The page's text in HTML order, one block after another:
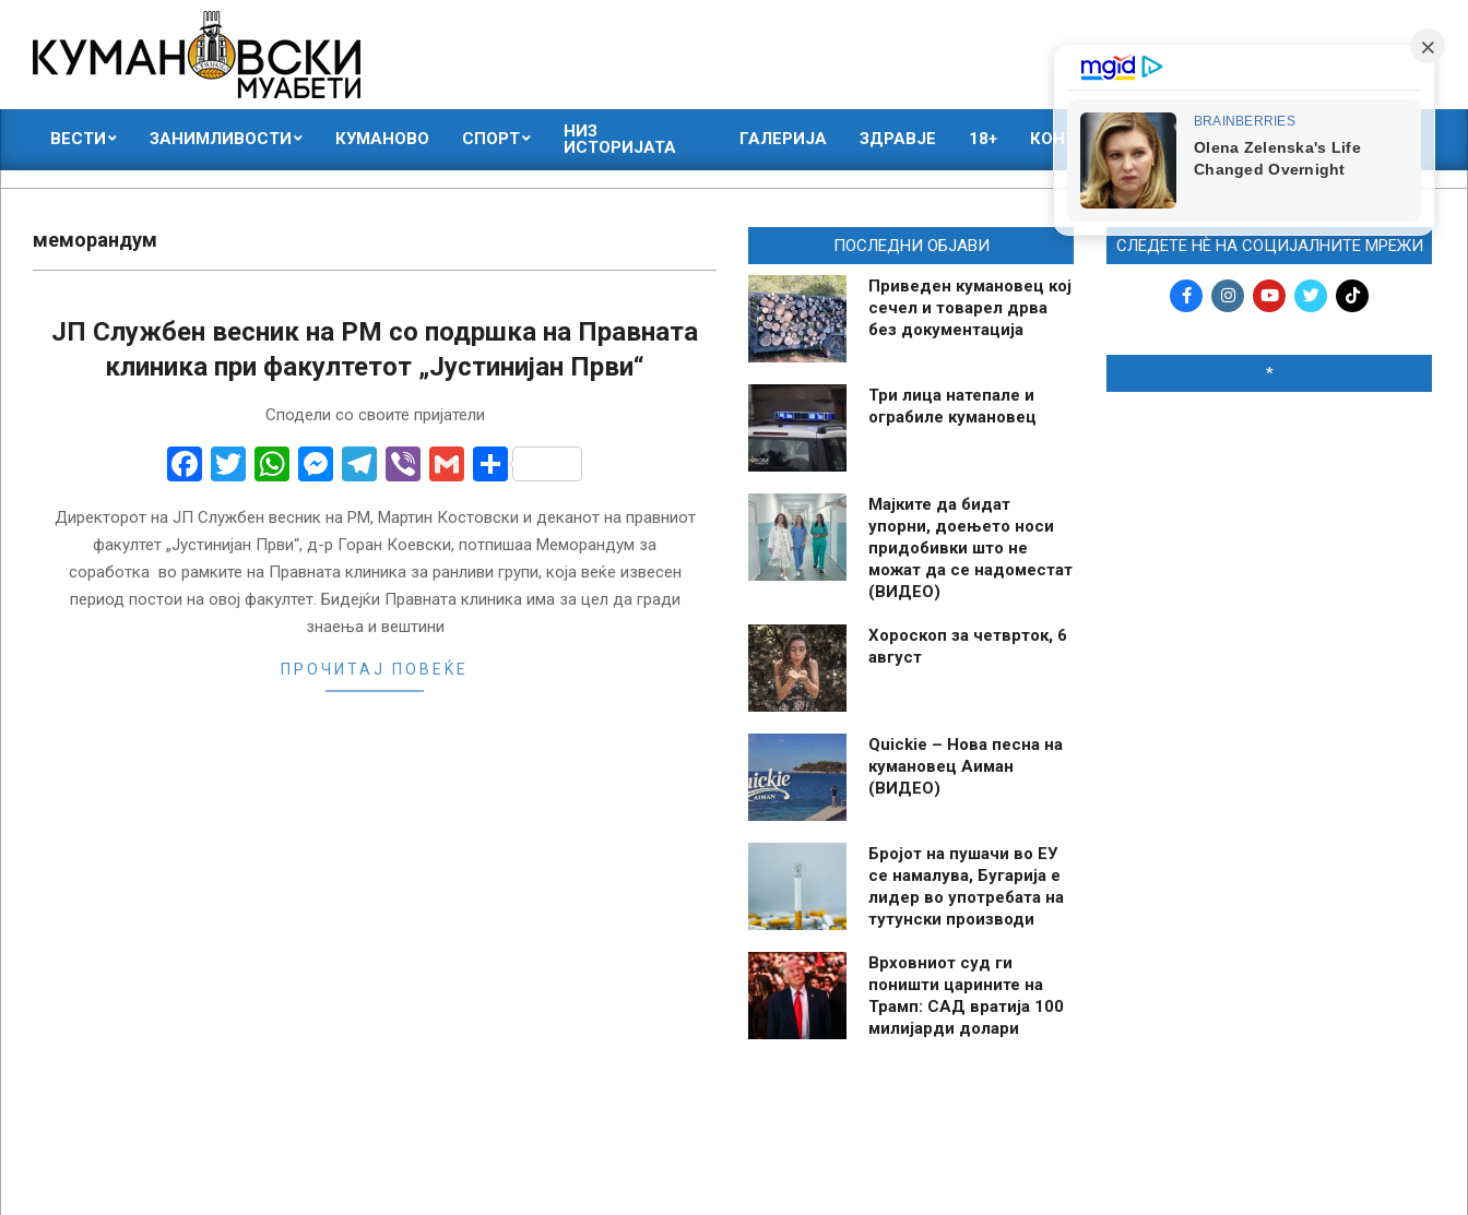
content
КУМАНОВСКИ
МУАБЕТИ
ВЕСТИ ЗАНИМЛИВОСТИ КУМАНОВО СПОРТ
НИЗ
ИСТОРИЈАТА
ГАЛЕРИЈА ЗДРАВЈЕ 18+ КОНТАКТ МАРКЕТИНГ
меморандум
ЈП Службен весник на РМ со подршка на Правната
клиника при факултетот „Јустинијан Први“
Сподели со своите пријатели
Facebook
Twitter
WhatsApp
Messenger
Telegram
ViberGmailShare
Директорот на ЈП Службен весник на РМ, Мартин Костовски и деканот на правниот
факултет „Јустинијан Први“, д-р Горан Коевски, потпишаа Меморандум за
соработка во рамките на Правната клиника за ранливи групи, која веќе извесен
период постои на овој факултет. Бидејќи Правната клиника има за цел да гради
знаења и вештини
ПРОЧИТАЈ ПОВЕЌЕ
ПОСЛЕДНИ ОБЈАВИ
Приведен кумановец кој
сечел и товарел дрва
без документација
Три лица натепале и
ограбиле кумановец
Мајките да бидат
упорни, доењето носи
придобивки што не
можат да се надоместат
(ВИДЕО)
Хороскоп за четврток, 6
август
Quickie – Нова песна на
кумановец Аиман
(ВИДЕО)
Бројот на пушачи во ЕУ
се намалува, Бугарија е
лидер во употребата на
тутунски производи
Врховниот суд ги
поништи царините на
Трамп: САД вратија 100
милијарди долари
СЛЕДЕТЕ НЀ НА СОЦИЈАЛНИТЕ МРЕЖИ
*